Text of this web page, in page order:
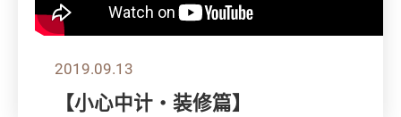
2019.09.13
【小心中计‧装修篇】